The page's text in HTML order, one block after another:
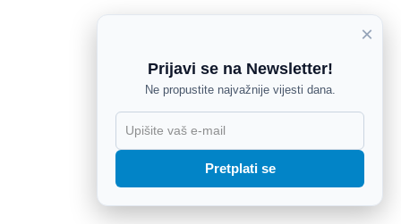
×
Prijavi se na Newsletter!
Ne propustite najvažnije vijesti dana.
Pretplati se